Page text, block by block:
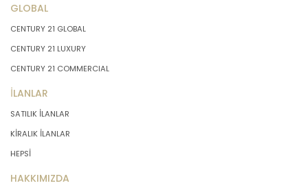
GLOBAL
CENTURY 21 GLOBAL
CENTURY 21 LUXURY
CENTURY 21 COMMERCIAL
İLANLAR
SATILIK İLANLAR
KİRALIK İLANLAR
HEPSİ
HAKKIMIZDA